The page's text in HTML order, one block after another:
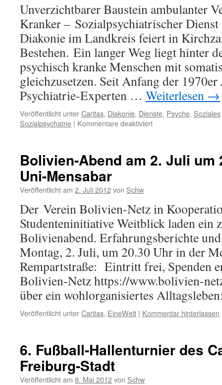
Unverzichtbarer Baustein ambulanter
Kranker – Sozialpsychiatrischer
Diakonie im Landkreis feiert in
Bestehen. Ein langer Weg liegt hinter
psychisch kranke Menschen mit
gleichzusetzen. Seit Anfang der 1970er
Psychiatrie-Experten … Weiterlesen →
Veröffentlicht unterCaritas, Diakonie, Dienste, Psyche, Soziales
Sozialpsychatrie | Kommentare deaktiviert
Caritas-
Bolivien-Abend am 2. Juli um
Uni-Mensabar
Veröffentlicht am 2. Juli 2012von Schw
Der Verein Bolivien-Netz in
Studenteninitiative Weitblick laden ein
Bolivienabend. Erfahrungsberichte
Montag, 2. Juli, um 20.30 Uhr in der
Rempartstraße: Eintritt frei, Spenden
Bolivien-Netz https://www.bolivien-
über ein wohlorganisiertes
Veröffentlicht unterCaritas, EineWelt | Kommentar hinterlassen
6. Fußball-Hallenturnier des
Freiburg-Stadt
Veröffentlicht am 8. Mai 2012von Schw